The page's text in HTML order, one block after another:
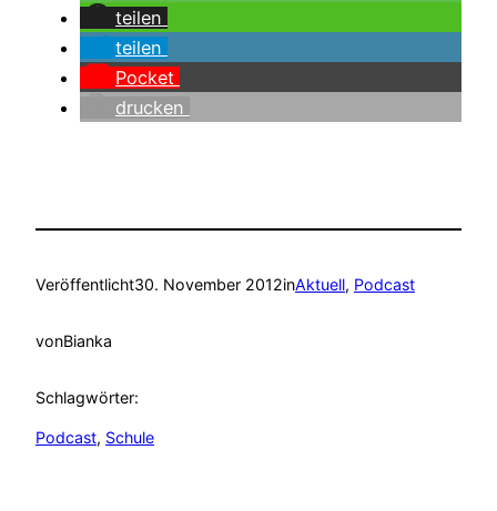
teilen
teilen
Pocket
drucken
Veröffentlicht30. November 2012inAktuell, Podcast
vonBianka
Schlagwörter:
Podcast, Schule